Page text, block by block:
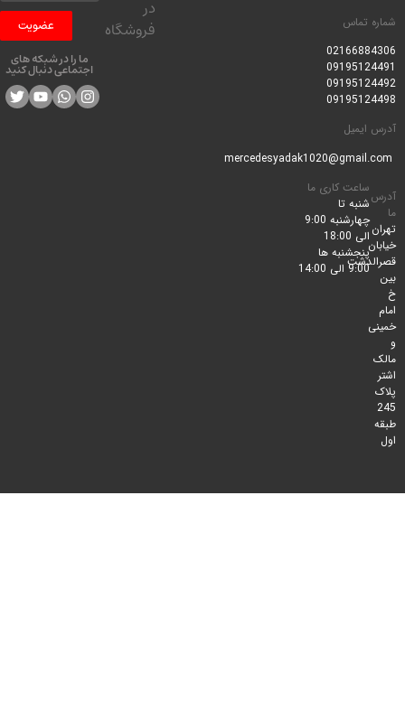
تماس
ساعت کاری ما
شنبه تا
چهارشنبه 9:00
الی 18:00
پنجشنبه ها
9:00 الی 14:00
فروشگاه
عضویت
ما را در شبکه های
اجتماعی دنبال کنید